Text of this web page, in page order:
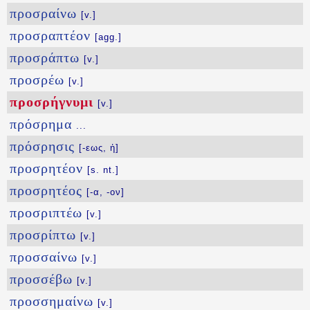
προσραίνω [v.]
προσραπτέον [agg.]
προσράπτω [v.]
προσρέω [v.]
προσρήγνυμι [v.]
πρόσρημα ...
πρόσρησις [-εως, ἡ]
προσρητέον [s. nt.]
προσρητέος [-α, -ον]
προσριπτέω [v.]
προσρίπτω [v.]
προσσαίνω [v.]
προσσέβω [v.]
προσσημαίνω [v.]